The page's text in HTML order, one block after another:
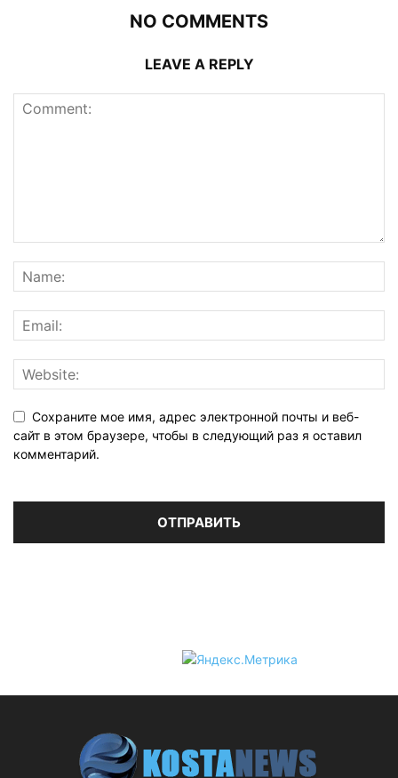
NO COMMENTS
LEAVE A REPLY
Сохраните мое имя, адрес электронной почты и веб-
сайт в этом браузере, чтобы в следующий раз я оставил
комментарий.